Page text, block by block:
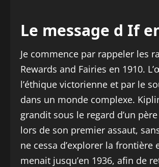
Le message d If
Je commence par rappeler les
Rewards and Fairies en 1910.
l’éthique victorienne et par le
dans un monde complexe.
grandit sous le regard d’un
lors de son premier assaut,
ne cessa d’explorer la
menait jusqu’en 1936, afin de